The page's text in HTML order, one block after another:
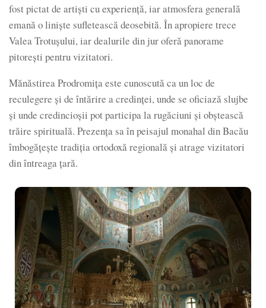
fost pictat de artiști cu experiență, iar atmosfera generală
emană o liniște sufletească deosebită. În apropiere trece
Valea Trotușului, iar dealurile din jur oferă panorame
pitorești pentru vizitatori.
Mănăstirea Prodromița este cunoscută ca un loc de
reculegere și de întărire a credinței, unde se oficiază slujbe
și unde credincioșii pot participa la rugăciuni și obștească
trăire spirituală. Prezența sa în peisajul monahal din Bacău
îmbogățește tradiția ortodoxă regională și atrage vizitatori
din întreaga țară.